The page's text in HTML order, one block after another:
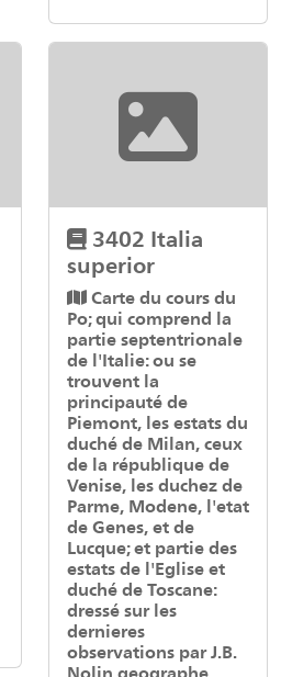
3402 Italia
superior
Carte du cours du
Po; qui comprend la
partie septentrionale
de l'Italie: ou se
trouvent la
principauté de
Piemont, les estats du
duché de Milan, ceux
de la république de
Venise, les duchez de
Parme, Modene, l'etat
de Genes, et de
Lucque; et partie des
estats de l'Eglise et
duché de Toscane:
dressé sur les
dernieres
observations par J.B.
Nolin geographe